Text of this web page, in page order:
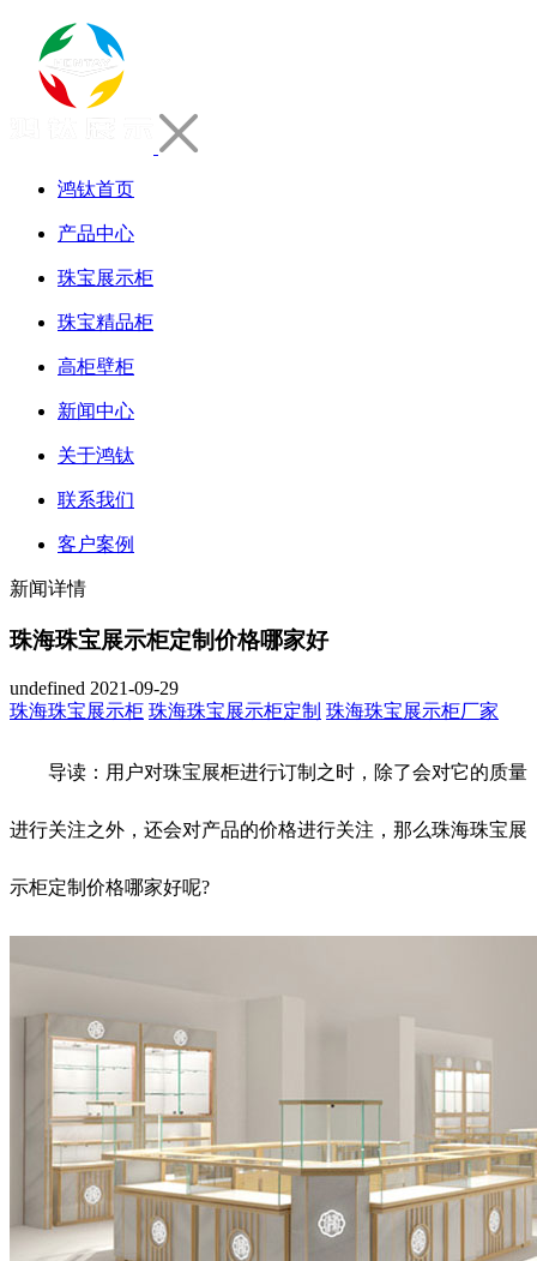
鸿钛首页
产品中心
珠宝展示柜
珠宝精品柜
高柜壁柜
新闻中心
关于鸿钛
联系我们
客户案例
新闻详情
珠海珠宝展示柜定制价格哪家好
undefined 2021-09-29
珠海珠宝展示柜 珠海珠宝展示柜定制 珠海珠宝展示柜厂家
导读：用户对珠宝展柜进行订制之时，除了会对它的质量
进行关注之外，还会对产品的价格进行关注，那么珠海珠宝展
示柜定制价格哪家好呢?